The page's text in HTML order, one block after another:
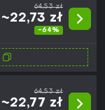
64,53 zł
~22,73 zł
-64%
64,53 zł
~22,77 zł